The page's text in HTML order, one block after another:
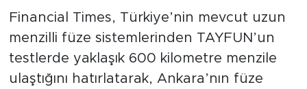
Financial Times, Türkiye’nin mevcut uzun
menzilli füze sistemlerinden TAYFUN’un
testlerde yaklaşık 600 kilometre menzile
ulaştığını hatırlatarak, Ankara’nın füze